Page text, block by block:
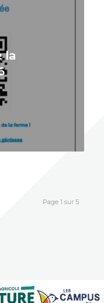
la
Page 1 sur 5